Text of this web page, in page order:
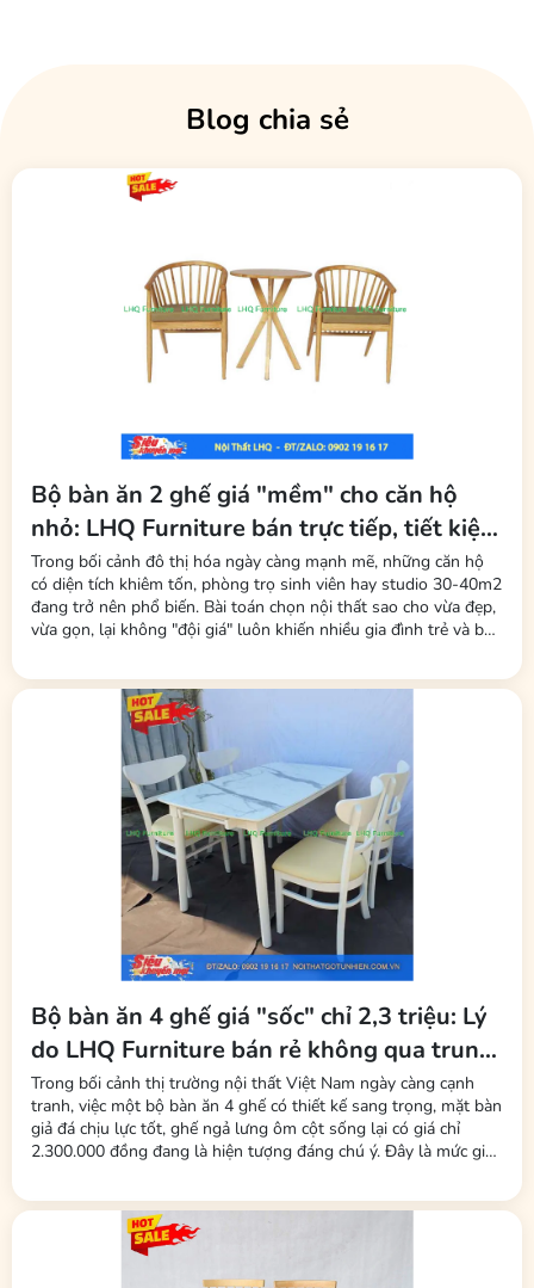
Với chất liệu tự nhiên- thiết kế hiện đại- phối hợp linh hoạt với mọi
lý tưởng cho các căn hộ chung cư nhỏ, bạn có thể sử dụng để làm
bàn ăn, làm bàn tiếp khách rất lịch sự. Hay các quán ăn, nhà hàng,
Blog chia sẻ
Bộ bàn ăn 2 ghế giá "mềm" cho căn hộ
nhỏ: LHQ Furniture bán trực tiếp, tiết kiệm
tối đa phí trung gian
Trong bối cảnh đô thị hóa ngày càng mạnh mẽ, những căn hộ
có diện tích khiêm tốn, phòng trọ sinh viên hay studio 30-40m2
đang trở nên phổ biến. Bài toán chọn nội thất sao cho vừa đẹp,
vừa gọn, lại không "đội giá" luôn khiến nhiều gia đình trẻ và bạn
Cao Su) đã tung ra thị trường dòng sản phẩm bộ bàn ăn 2 ghế
Bộ bàn ăn 4 ghế giá "sốc" chỉ 2,3 triệu: Lý
do LHQ Furniture bán rẻ không qua trung
gian, không mất phí sàn
Trong bối cảnh thị trường nội thất Việt Nam ngày càng cạnh
tranh, việc một bộ bàn ăn 4 ghế có thiết kế sang trọng, mặt bàn
giả đá chịu lực tốt, ghế ngả lưng ôm cột sống lại có giá chỉ
2.300.000 đồng đang là hiện tượng đáng chú ý. Đây là mức giá
bằng chung. Đứng sau chiến lược giá này là thương hiệu LHQ...